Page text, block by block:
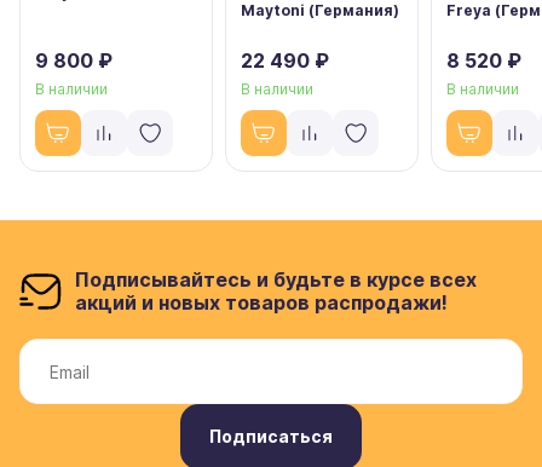
9 800 ₽
В наличии
Maytoni (Германия)
22 490 ₽
В наличии
Freya
8 520 ₽
В наличии
Подписывайтесь и будьте в курсе всех
акций и новых товаров распродажи!
Подписаться